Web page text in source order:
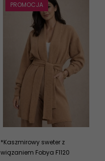
PROMOCJA
*Kaszmirowy sweter z
wiązaniem Fobya F1120